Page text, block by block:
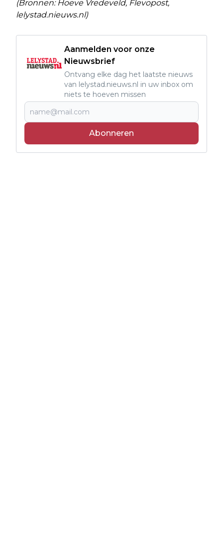
(Bronnen: Hoeve Vredeveld, Flevopost,
lelystad.nieuws.nl)
Aanmelden voor onze
Nieuwsbrief
Ontvang elke dag het laatste nieuws
van lelystad.nieuws.nl in uw inbox om
niets te hoeven missen
Abonneren